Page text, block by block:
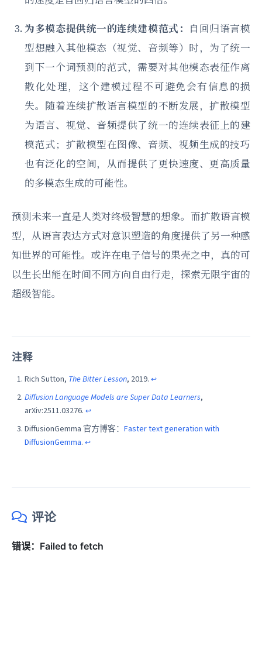
为多模态提供统一的连续建模范式：
自回归语言模
型想融入其他模态（视觉、音频等）时，为了统一
到下一个词预测的范式，需要对其他模态表征作离
散化处理，这个建模过程不可避免会有信息的损
失。随着连续扩散语言模型的不断发展，扩散模型
为语言、视觉、音频提供了统一的连续表征上的建
模范式；扩散模型在图像、音频、视频生成的技巧
也有泛化的空间，从而提供了更快速度、更高质量
的多模态生成的可能性。
预测未来一直是人类对终极智慧的想象。而扩散语言模
型，从语言表达方式对意识塑造的角度提供了另一种感
知世界的可能性。或许在电子信号的果壳之中，真的可
以生长出能在时间不同方向自由行走，探索无限宇宙的
超级智能。
注释
Rich Sutton, The Bitter Lesson, 2019.↩
Diffusion Language Models are Super Data Learners,
arXiv:2511.03276.↩
DiffusionGemma 官方博客：Faster text generation with
DiffusionGemma.↩
评论